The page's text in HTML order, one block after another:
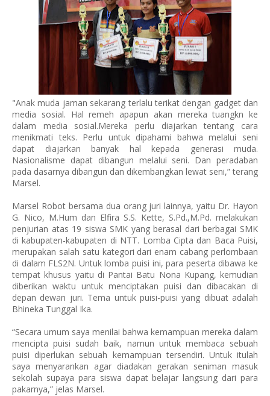
"Anak muda jaman sekarang terlalu terikat dengan gadget dan
media sosial. Hal remeh apapun akan mereka tuangkn ke
dalam media sosial.Mereka perlu diajarkan tentang cara
menikmati teks. Perlu untuk dipahami bahwa melalui seni
dapat diajarkan banyak hal kepada generasi muda.
Nasionalisme dapat dibangun melalui seni. Dan peradaban
pada dasarnya dibangun dan dikembangkan lewat seni,” terang
Marsel.
Marsel Robot bersama dua orang juri lainnya, yaitu Dr. Hayon
G. Nico, M.Hum dan Elfira S.S. Kette, S.Pd.,M.Pd. melakukan
penjurian atas 19 siswa SMK yang berasal dari berbagai SMK
di kabupaten-kabupaten di NTT. Lomba Cipta dan Baca Puisi,
merupakan salah satu kategori dari enam cabang perlombaan
di dalam FLS2N. Untuk lomba puisi ini, para peserta dibawa ke
tempat khusus yaitu di Pantai Batu Nona Kupang, kemudian
diberikan waktu untuk menciptakan puisi dan dibacakan di
depan dewan juri. Tema untuk puisi-puisi yang dibuat adalah
Bhineka Tunggal Ika.
“Secara umum saya menilai bahwa kemampuan mereka dalam
mencipta puisi sudah baik, namun untuk membaca sebuah
puisi diperlukan sebuah kemampuan tersendiri. Untuk itulah
saya menyarankan agar diadakan gerakan seniman masuk
sekolah supaya para siswa dapat belajar langsung dari para
pakarnya,” jelas Marsel.